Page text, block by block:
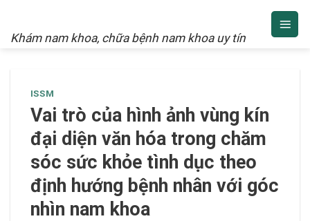
Khám nam khoa, chữa bệnh nam khoa uy tín
ISSM
Vai trò của hình ảnh vùng kín
đại diện văn hóa trong chăm
sóc sức khỏe tình dục theo
định hướng bệnh nhân với góc
nhìn nam khoa